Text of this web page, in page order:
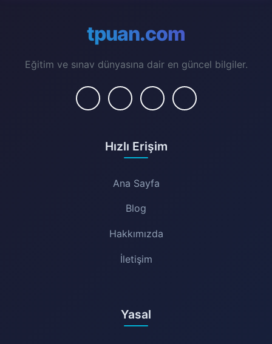
tpuan.com
Eğitim ve sınav dünyasına dair en güncel bilgiler.
Hızlı Erişim
Ana Sayfa
Blog
Hakkımızda
İletişim
Yasal